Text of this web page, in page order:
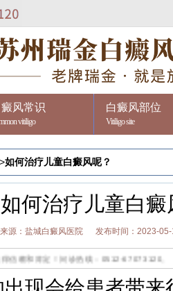
风常识
vitiligo
白癜风部位
Vitiligo site
>如何治疗儿童白癜风呢？
如何治疗儿童白癜
来源：盐城白癜风医院 发布时间：2023-
肯定！问诊热线：0512-67073120。